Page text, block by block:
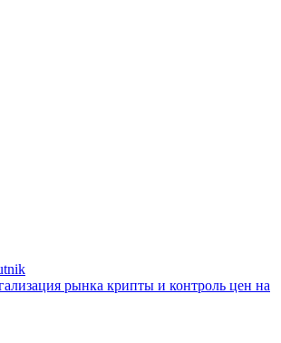
рынка крипты и контроль цен на